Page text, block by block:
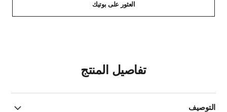
العثور على بوتيك
تفاصيل المنتج
التوصيف